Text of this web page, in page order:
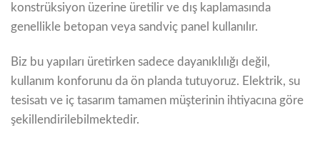
konstrüksiyon üzerine üretilir ve dış kaplamasında
genellikle betopan veya sandviç panel kullanılır.
Biz bu yapıları üretirken sadece dayanıklılığı değil,
kullanım konforunu da ön planda tutuyoruz. Elektrik, su
tesisatı ve iç tasarım tamamen müşterinin ihtiyacına göre
şekillendirilebilmektedir.